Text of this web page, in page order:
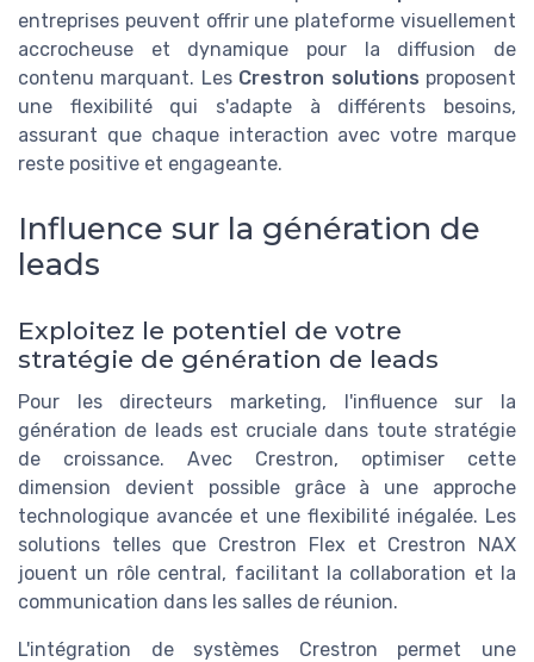
entreprises peuvent offrir une plateforme visuellement
accrocheuse et dynamique pour la diffusion de
contenu marquant. Les Crestron solutions proposent
une flexibilité qui s'adapte à différents besoins,
assurant que chaque interaction avec votre marque
reste positive et engageante.
Influence sur la génération de
leads
Exploitez le potentiel de votre
stratégie de génération de leads
Pour les directeurs marketing, l'influence sur la
génération de leads est cruciale dans toute stratégie
de croissance. Avec Crestron, optimiser cette
dimension devient possible grâce à une approche
technologique avancée et une flexibilité inégalée. Les
solutions telles que Crestron Flex et Crestron NAX
jouent un rôle central, facilitant la collaboration et la
communication dans les salles de réunion.
L'intégration de systèmes Crestron permet une